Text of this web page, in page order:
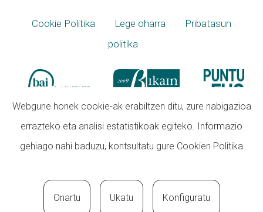
Cookie Politika Lege oharra
Pribatasun
politika
Webgune honek cookie-ak erabiltzen ditu, zure nabigazioa
errazteko eta analisi estatistikoak egiteko. Informazio
gehiago nahi baduzu, kontsultatu gure Cookien Politika
Onartu Ukatu Konfiguratu